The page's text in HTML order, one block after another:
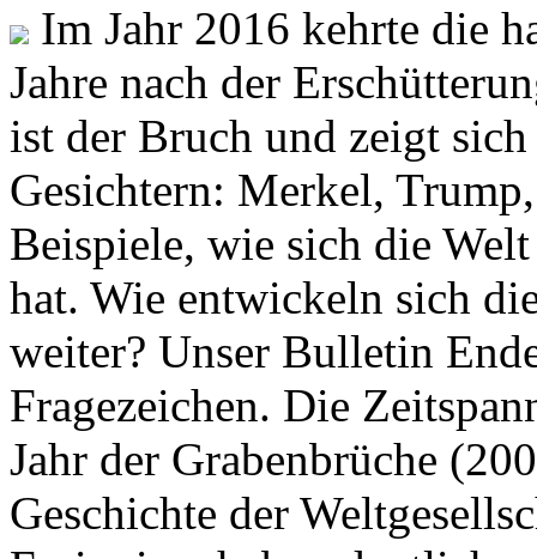
Im Jahr 2016 kehrte die
Jahre nach der
ist der Bruch und zeigt
Gesichtern: Merkel,
Beispiele, wie sich die
hat. Wie entwickeln sich
weiter? Unser Bulletin
Fragezeichen. Die
Jahr der Grabenbrüche
Geschichte der